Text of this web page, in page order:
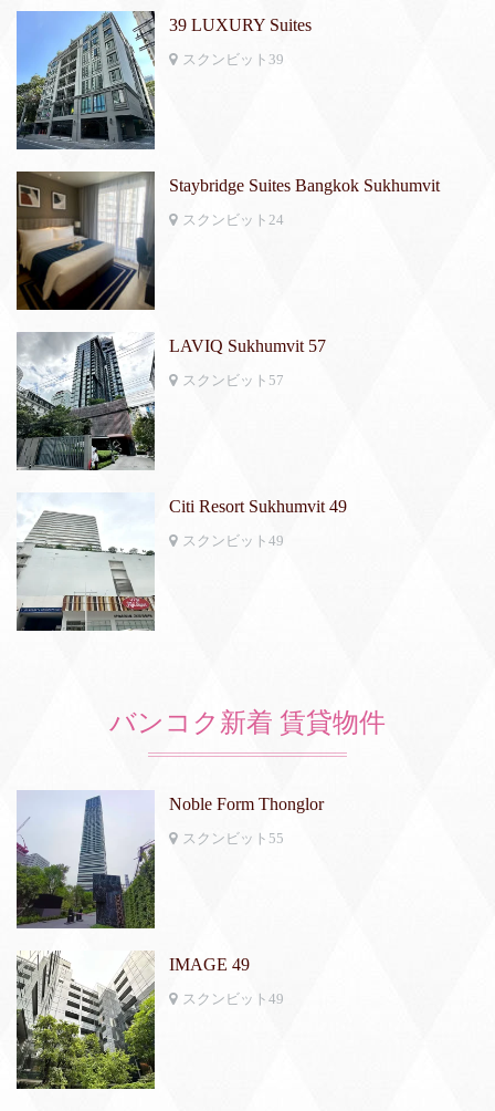
39 LUXURY Suites
スクンビット39
Staybridge Suites Bangkok Sukhumvit
スクンビット24
LAVIQ Sukhumvit 57
スクンビット57
Citi Resort Sukhumvit 49
スクンビット49
バンコク新着 賃貸物件
Noble Form Thonglor
スクンビット55
IMAGE 49
スクンビット49